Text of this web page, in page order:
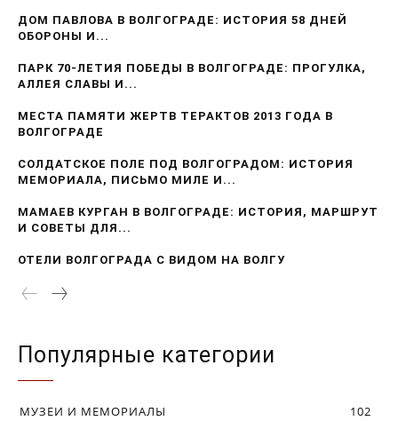
ДОМ ПАВЛОВА В ВОЛГОГРАДЕ: ИСТОРИЯ 58 ДНЕЙ
ОБОРОНЫ И...
ПАРК 70-ЛЕТИЯ ПОБЕДЫ В ВОЛГОГРАДЕ: ПРОГУЛКА,
АЛЛЕЯ СЛАВЫ И...
МЕСТА ПАМЯТИ ЖЕРТВ ТЕРАКТОВ 2013 ГОДА В
ВОЛГОГРАДЕ
СОЛДАТСКОЕ ПОЛЕ ПОД ВОЛГОГРАДОМ: ИСТОРИЯ
МЕМОРИАЛА, ПИСЬМО МИЛЕ И...
МАМАЕВ КУРГАН В ВОЛГОГРАДЕ: ИСТОРИЯ, МАРШРУТ
И СОВЕТЫ ДЛЯ...
ОТЕЛИ ВОЛГОГРАДА С ВИДОМ НА ВОЛГУ
Популярные категории
МУЗЕИ И МЕМОРИАЛЫ
102